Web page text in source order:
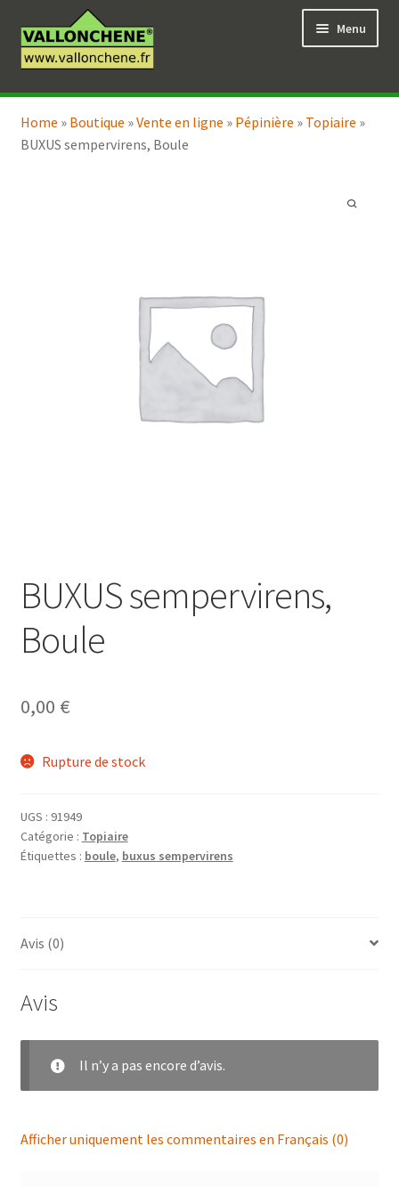
à
la
au
contenu
Menu
Vente en ligne
menu
Coaching pour le jardin
Ouvrir
Home » Boutique »Vente en ligne » Pépinière » Topiaire »
BUXUS sempervirens, Boule
BUXUS sempervirens,
Boule
0,00 €
Rupture de stock
UGS : 91949
Catégorie : Topiaire
Étiquettes : boule, buxus sempervirens
Avis (0)
Avis
Il n’y a pas encore d’avis.
Afficher uniquement les commentaires en Français (0)